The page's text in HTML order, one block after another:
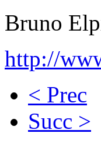
Bruno
http://
< Prec
Succ >